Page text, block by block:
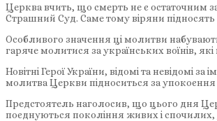
Церква вчить, що смерть не є остаточним
Страшний Суд. Саме тому віряни
Особливого значення ці молитви
гаряче молитися за українських воїнів,
Новітні Герої України, відомі та
молитва Церкви підноситься за упокоєння
Предстоятель наголосив, що цього дня
поєднуються покоління живих і